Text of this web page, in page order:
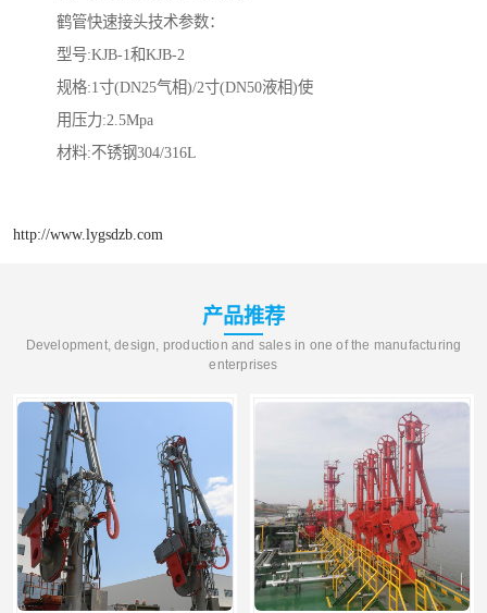
鹤管快速接头技术参数：
型号:KJB-1和KJB-2
规格:1寸(DN25气相)/2寸(DN50液相)使
用压力:2.5Mpa
材料:不锈钢304/316L
http://www.lygsdzb.com
产品推荐
Development, design, production and sales in one of the manufacturing
enterprises